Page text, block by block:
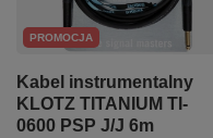
PROMOCJA
Kabel instrumentalny
KLOTZ TITANIUM TI-
0600 PSP J/J 6m